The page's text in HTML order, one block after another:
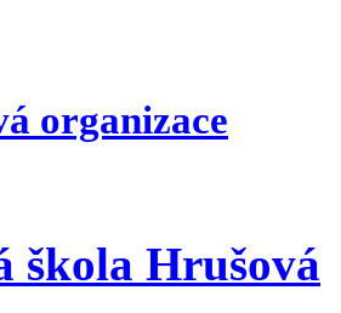
organizace
škola Hrušová